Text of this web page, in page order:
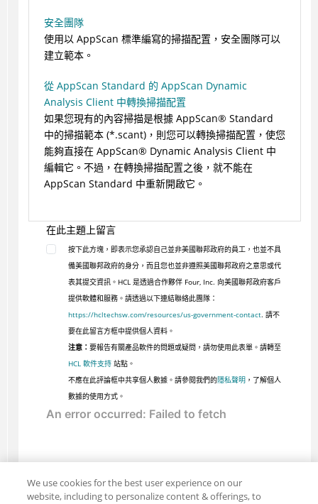
安全團隊
使用以 AppScan 標準編寫的掃描配置，安全團隊可以
建立範本。
從 AppScan Standard 的 AppScan Dynamic
Analysis Client 中轉換掃描配置
如果您現有的內容掃描是根據 AppScan® Standard
中的掃描範本 (*.scant)，則您可以轉換掃描配置，使您
能夠直接在 AppScan® Dynamic Analysis Client 中
編輯它。不過，在轉換掃描配置之後，就不能在
AppScan Standard 中重新開啟它。
在此主題上留言
按下此方塊，即表示您承認自己並非美國聯邦政府的員工，也並不具
備美國聯邦政府的身分，而且您也並非遵照美國聯邦政府之意思或代
表其提交資訊。HCL 是透過合作夥伴 Four, Inc. 向美國聯邦政府客戶
提供軟體和服務。請透過以下連結聯絡此團隊：
https://hcltechsw.com/resources/us-government-contact. 請不
要在此留言方框中提供個人資料。
注意： 要報告有關產品軟件的問題或疑問，請勿使用此表單。請轉至
HCL 軟件支持站點。
不應在此評論框中共享個人數據。請參閱我們的隱私聲明 ，了解個人
數據的使用方式。
We use cookies for the best user experience on our
website, including to personalize content & offerings, to